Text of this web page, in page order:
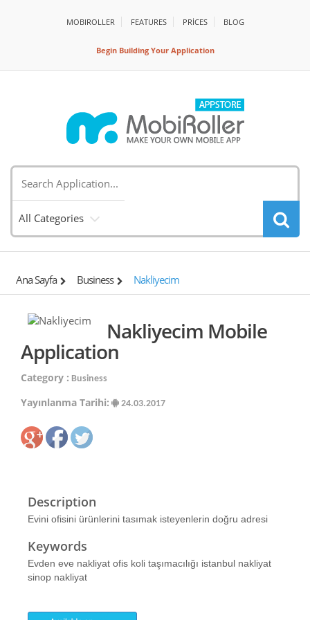
MOBIROLLER FEATURES PRİCES BLOG
Begin Building Your Application
All Categories
Ana Sayfa Business Nakliyecim
Nakliyecim Mobile
Application
Category : Business
Yayınlanma Tarihi: 24.03.2017
Description
Evini ofisini ürünlerini tasımak isteyenlerin doğru adresi
Keywords
Evden eve nakliyat ofis koli taşımacılığı istanbul nakliyat
sinop nakliyat